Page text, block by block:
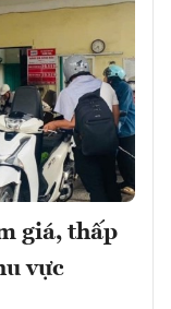
giá, thấp
vực